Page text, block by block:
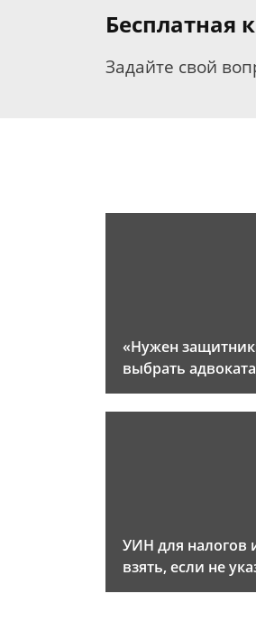
Бесплатная
Задайте свой
«Нужен
выбрать адвоката
УИН для налогов
взять, если не